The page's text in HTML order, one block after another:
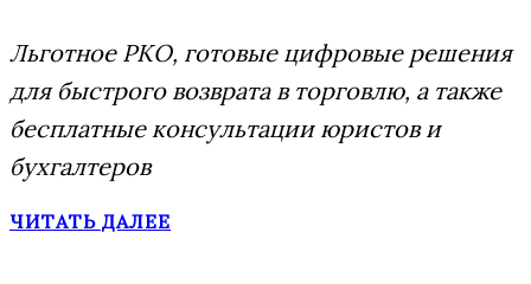
Льготное РКО, готовые цифровые решения
для быстрого возврата в торговлю, а также
бесплатные консультации юристов и
бухгалтеров
ЧИТАТЬ ДАЛЕЕ